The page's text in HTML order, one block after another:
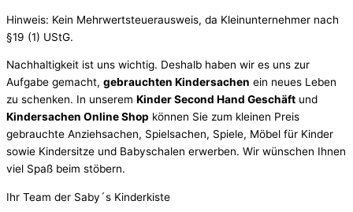
Hinweis: Kein Mehrwertsteuerausweis, da Kleinunternehmer nach
§19 (1) UStG.
Nachhaltigkeit ist uns wichtig. Deshalb haben wir es uns zur
Aufgabe gemacht, gebrauchten Kindersachen ein neues Leben
zu schenken. In unserem Kinder Second Hand Geschäft und
Kindersachen Online Shop können Sie zum kleinen Preis
gebrauchte Anziehsachen, Spiel­sachen, Spiele, Möbel für Kinder
sowie Kindersitze und Babyschalen erwerben. Wir wünschen Ihnen
viel Spaß beim stöbern.
Ihr Team der Saby´s Kinderkiste